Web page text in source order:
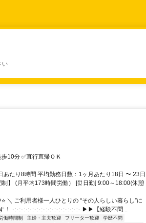
い
10分 ✅直行直帰ＯＫ
あたり8時間 平均勤務日数：1ヶ月あたり18日 〜 23日
制】 (月平均173時間労働） [⏰日勤] 9:00～18:00(休憩
＼ ご利用者様一人ひとりの “その人らしい暮らし”に
！ ･:･:･:･:･:･:･:･:･:･:･:･:･:･:･:･ ▶▶【経験不問...
働時間制 主婦・主夫歓迎 フリーター歓迎
学歴不問